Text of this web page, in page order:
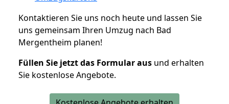
Kontaktieren Sie uns noch heute und lassen Sie
uns gemeinsam Ihren Umzug nach Bad
Mergentheim planen!
Füllen Sie jetzt das Formular aus und erhalten
Sie kostenlose Angebote.